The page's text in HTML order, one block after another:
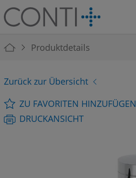
Skip to main navigation
Skip to main content
Skip to page footer
You are here:
Produktdetails
Zurück zur Übersicht
ZU FAVORITEN HINZUFÜGEN
DRUCKANSICHT